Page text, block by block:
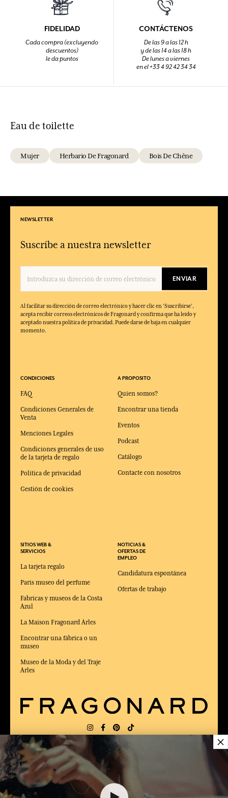
FIDELIDAD
Cada compra (excluyendo
descuentos)
le da puntos
CONTÁCTENOS
De las 9 a las 12 h
y de las 14 a las 18 h
De lunes a viernes
en el +33 4 92 42 34 34
Eau de toilette
Mujer Herbario De Fragonard Bois De Chêne
NEWSLETTER
Suscríbe a nuestra newsletter
ENVIAR
Al facilitar su dirección de correo electrónico y hacer clic en 'Suscribirse',
acepta recibir correos electrónicos de Fragonard y confirma que ha leído y
aceptado nuestra política de privacidad. Puede darse de baja en cualquier
momento.
CONDICIONES
FAQ
Condiciones Generales de
Venta
Menciones Legales
Condiciones generales de uso
de la tarjeta de regalo
Política de privacidad
Gestión de cookies
SITIOS WEB &
SERVICIOS
La tarjeta regalo
Paris museo del perfume
Fabricas y museos de la Costa
Azul
La Maison Fragonard Arles
Encontrar una fábrica o un
museo
Museo de la Moda y del Traje
Arles
A PROPOSITO
Quien somos?
Encontrar una tienda
Eventos
Podcast
Catálogo
Contacte con nosotros
NOTICIAS &
OFERTAS DE
EMPLEO
Candidatura espontánea
Ofertas de trabajo
ENTREGA: FR
×